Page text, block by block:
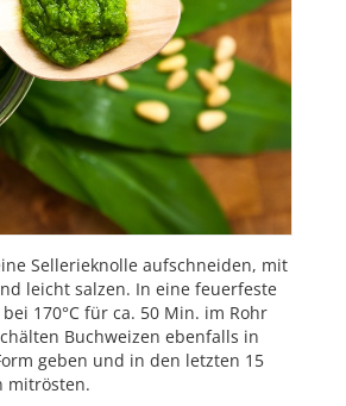
Sellerieknolle aufschneiden, mit
leicht salzen. In eine feuerfeste
170°C für ca. 50 Min. im Rohr
Buchweizen ebenfalls in
geben und in den letzten 15
mitrösten.